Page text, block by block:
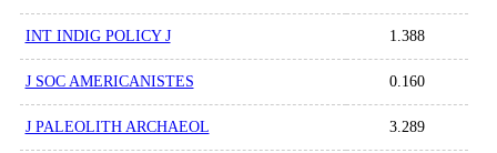
INT INDIG POLICY J 1.388
J SOC AMERICANISTES 0.160
J PALEOLITH ARCHAEOL 3.289